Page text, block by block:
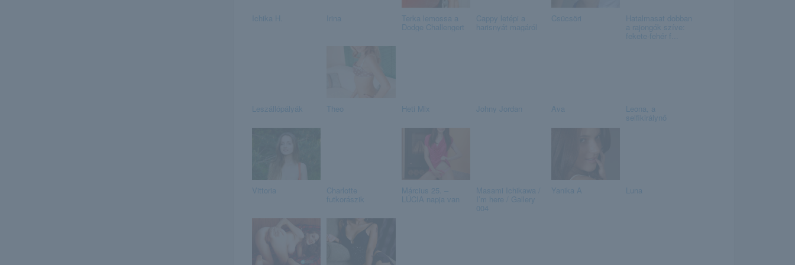
Ichika H. Irina Terka lemossa a
Dodge Challengert
Cappy letépi a
harisnyát magáról
Csücsöri Hatalmasat dobban
a rajongók szíve:
fekete-fehér f...
Leszállópályák Theo Heti Mix Johny Jordan Ava Leona, a
selfikirálynő
Vittoria Charlotte
futkorászik
Március 25. –
LÚCIA napja van
Masami Ichikawa /
I’m here / Gallery
004
Yanika A Luna